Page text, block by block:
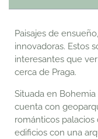
Paisajes de
innovadoras. Estos
interesantes que
cerca de Praga.
Situada en
cuenta con
románticos
edificios con una